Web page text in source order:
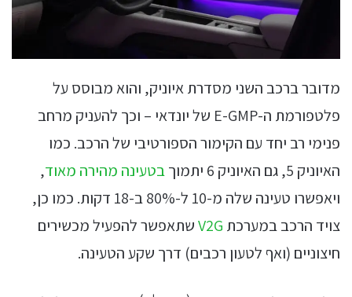
מדובר ברכב השני מסדרת איוניק, והוא מבוסס על
פלטפורמת ה-E-GMP של יונדאי – וכך להעניק מרחב
פנימי רב יחד עם הקימור הספורטיבי של הרכב. כמו
האיוניק 5, גם האיוניק 6 יתמוך
בטעינה מהירה מאוד,
ויאפשרו טעינה שלה מ-10 ל-80% ב-18 דקות. כמו כן,
צויד הרכב במערכת V2Gשתאפשר להפעיל מכשירים
חיצוניים (ואף לטעון רכבים) דרך שקע הטעינה.